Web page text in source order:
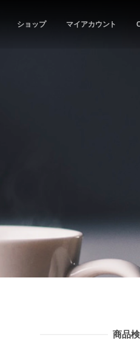
ショップ マイアカウント
商品